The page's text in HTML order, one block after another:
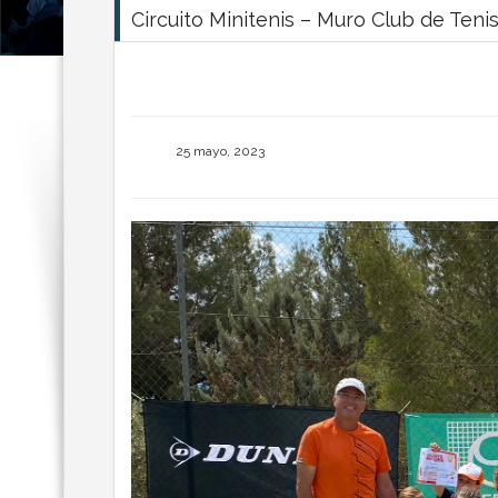
Circuito Minitenis – Muro Club de Tenis
25 mayo, 2023